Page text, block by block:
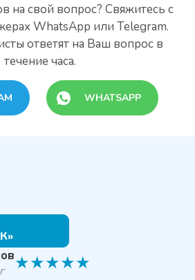
на свой вопрос? Свяжитесь с
WhatsApp или Telegram.
ответят на Ваш вопрос в
течение часа.
WHATSAPP
★★★★★